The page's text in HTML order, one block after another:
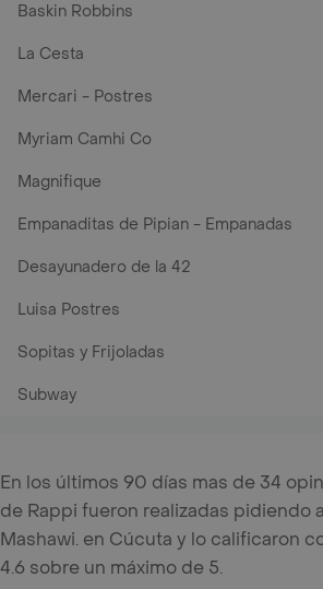
Baskin Robbins
La Cesta
Mercari - Postres
Myriam Camhi Co
Magnifique
Empanaditas de Pipian - Empanadas
Desayunadero de la 42
Luisa Postres
Sopitas y Frijoladas
Subway
En los últimos 90 días mas de 34
de Rappi fueron realizadas pidiendo
Mashawi. en Cúcuta y lo calificaron
4.6 sobre un máximo de 5.